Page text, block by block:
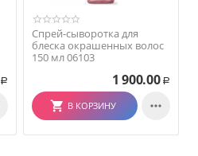
Р
Спрей-сыворотка для
блеска окрашенных волос
150 мл 06103
1 900.00 Р
В КОРЗИНУ 